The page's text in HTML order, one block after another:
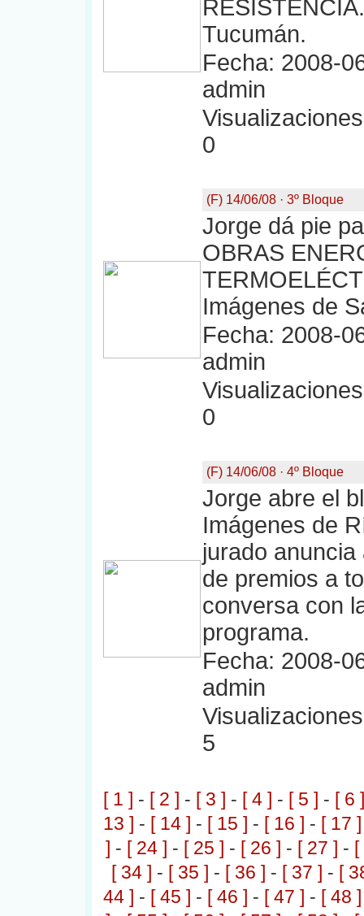
Tucumán.
Fecha: 2008-
admin
0
(F) 14/06/08 · 3º Bloque
Jorge dá pie
OBRAS
Imágenes de
Fecha: 2008-
admin
0
(F) 14/06/08 · 4º Bloque
Jorge abre el
Imágenes de
jurado
de premios a
conversa con
programa.
Fecha: 2008-
admin
5
[ 1 ] - [ 2 ] - [ 3 ] - [ 4 ] - [ 5 ] - [ 6 ]
13 ] - [ 14 ] - [ 15 ] - [ 16 ] - [ 17 ]
] - [ 24 ] - [ 25 ] - [ 26 ] - [ 27 ] - [
[ 34 ] - [ 35 ] - [ 36 ] - [ 37 ] - [
44 ] - [ 45 ] - [ 46 ] - [ 47 ] - [ 48 ]